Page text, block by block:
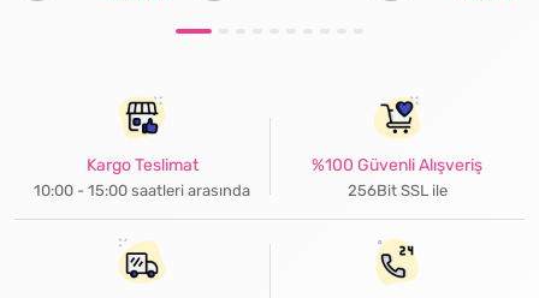
Kargo Teslimat
10:00 - 15:00 saatleri arasında
%100 Güvenli Alışveriş
256Bit SSL ile